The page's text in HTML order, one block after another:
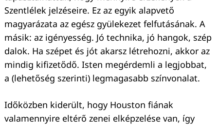
Szentlélek jelzéseire. Ez az egyik alapvető
magyarázata az egész gyülekezet felfutásának. A
másik: az igényesség. Jó technika, jó hangok, szép
dalok. Ha szépet és jót akarsz létrehozni, akkor az
mindig kifizetődő. Isten megérdemli a legjobbat,
a (lehetőség szerinti) legmagasabb színvonalat.
Időközben kiderült, hogy Houston fiának
valamennyire eltérő zenei elképzelése van, így